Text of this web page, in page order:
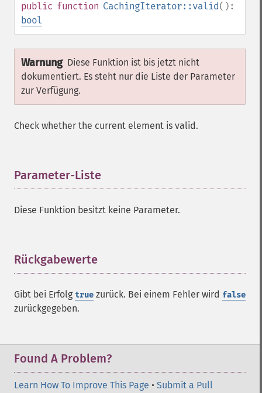
public function CachingIterator::valid():
bool
Warnung Diese Funktion ist bis jetzt nicht
dokumentiert. Es steht nur die Liste der Parameter
zur Verfügung.
Check whether the current element is valid.
Parameter-Liste
Diese Funktion besitzt keine Parameter.
Rückgabewerte
Gibt bei Erfolg true zurück. Bei einem Fehler wird false
zurückgegeben.
Found A Problem?
Learn How To Improve This Page • Submit a Pull